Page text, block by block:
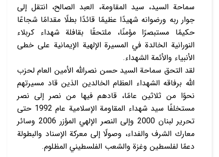
سماحة السيد، سيد المقاومة، العبد الصالح، انتقل إلى
جوار ربه ورضوانه شهيدًا عظيمًا قائدًا بطلًا مقدامًا شجاعًا
حكيمًا مستبصرًا مؤمنًا، ملتحقًا بقافلة شهداء كربلاء
النورانية الخالدة في المسيرة الإلهية الإيمانية على خطى
الأنبياء والأئمة الشهداء.
لقد التحق سماحة السيد حسن نصرالله الأمين العام لحزب
الله برفاقه الشهداء العظام الخالدين الذين قاد مسيرتهم
نحوًا من ثلاثين عامًا، قادهم فيها من نصر إلى نصر
مستخلفًا سيد شهداء المقاومة الإسلامية عام 1992 حتى
تحرير لبنان 2000 وإلى النصر الإلهي المؤزر 2006 وسائر
معارك الشرف والفداء، وصولًا إلى معركة الإسناد والبطولة
دعمًا لفلسطين وغزة والشعب الفلسطيني المظلوم.